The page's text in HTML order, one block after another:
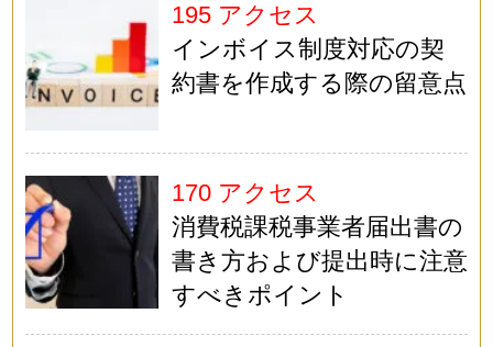
195 アクセス
インボイス制度対応の契
約書を作成する際の留意点
170 アクセス
消費税課税事業者届出書の
書き方および提出時に注意
すべきポイント